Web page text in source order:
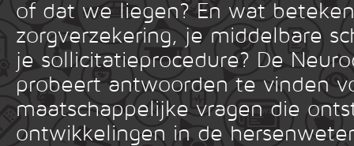
of dat we liegen? En wat
zorgverzekering, je middelbare
je sollicitatieprocedure? De
probeert antwoorden te vinden
maatschappelijke vragen die
ontwikkelingen in de